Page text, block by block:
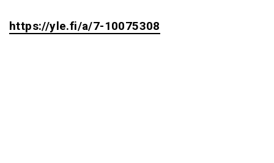
https://yle.fi/a/7-10075308